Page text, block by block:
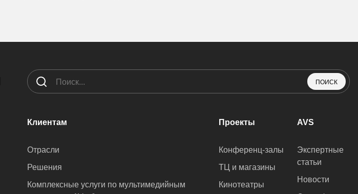
ПОИСК
Клиентам
Отрасли
Решения
Комплексные услуги по мультимедийным
Проекты
Конференц-залы
ТЦ и магазины
Кинотеатры
AVS
Экспертные
статьи
Новости